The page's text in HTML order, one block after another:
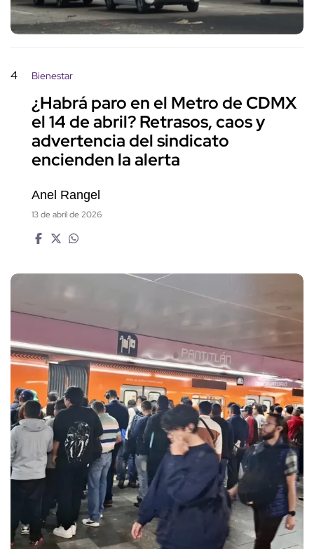
4 Bienestar
¿Habrá paro en el Metro de CDMX
el 14 de abril? Retrasos, caos y
advertencia del sindicato
encienden la alerta
Anel Rangel
13 de abril de 2026